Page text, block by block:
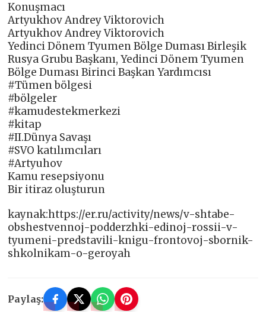
Konuşmacı
Artyukhov Andrey Viktorovich
Artyukhov Andrey Viktorovich
Yedinci Dönem Tyumen Bölge Duması Birleşik
Rusya Grubu Başkanı, Yedinci Dönem Tyumen
Bölge Duması Birinci Başkan Yardımcısı
#Tümen bölgesi
#bölgeler
#kamudestekmerkezi
#kitap
#II.Dünya Savaşı
#SVO katılımcıları
#Artyuhov
Kamu resepsiyonu
Bir itiraz oluşturun
kaynak:https://er.ru/activity/news/v-shtabe-
obshestvennoj-podderzhki-edinoj-rossii-v-
tyumeni-predstavili-knigu-frontovoj-sbornik-
shkolnikam-o-geroyah
Paylaş: